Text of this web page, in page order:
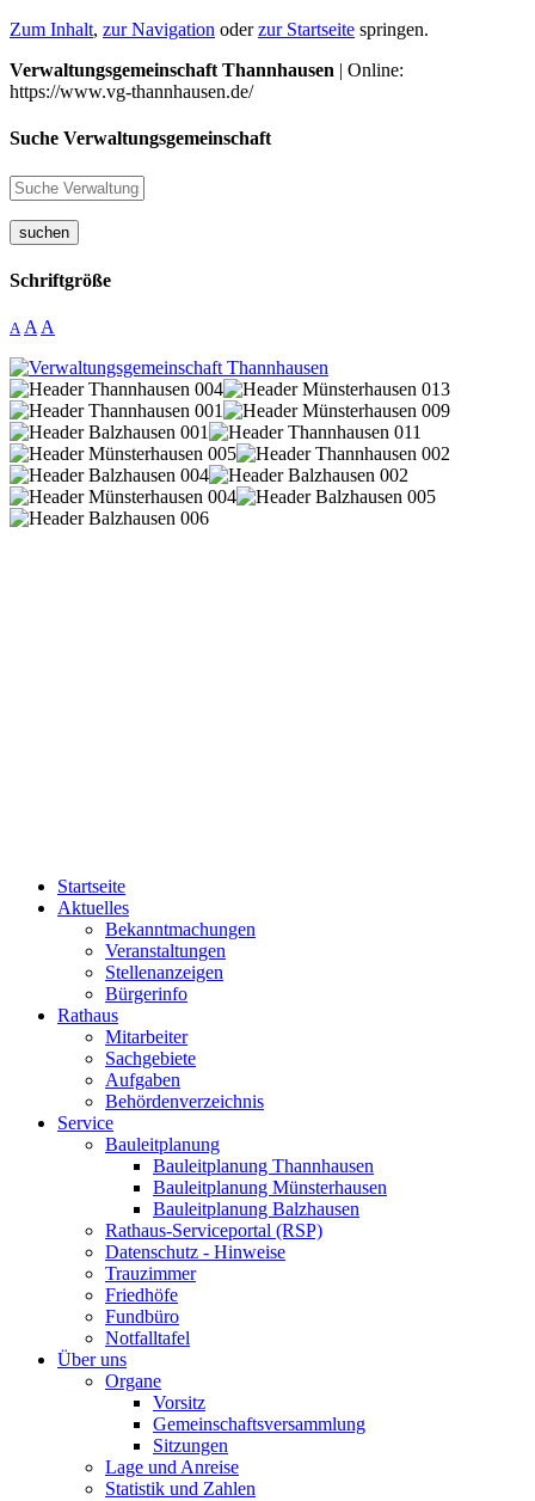
Zum Inhalt, zur Navigation oderzur Startseite springen.
Verwaltungsgemeinschaft Thannhausen | Online:
https://www.vg-thannhausen.de/
Suche Verwaltungsgemeinschaft
suchen
Schriftgröße
A A A
Startseite
Aktuelles
Bekanntmachungen
Veranstaltungen
Stellenanzeigen
Bürgerinfo
Rathaus
Mitarbeiter
Sachgebiete
Aufgaben
Behördenverzeichnis
Service
Bauleitplanung
Bauleitplanung Thannhausen
Bauleitplanung Münsterhausen
Bauleitplanung Balzhausen
Rathaus-Serviceportal (RSP)
Datenschutz - Hinweise
Trauzimmer
Friedhöfe
Fundbüro
Notfalltafel
Über uns
Organe
Vorsitz
Gemeinschaftsversammlung
Sitzungen
Lage und Anreise
Statistik und Zahlen